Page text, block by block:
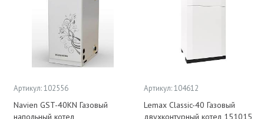
Артикул: 102556
Navien GST-40KN Газовый
напольный котел
Артикул: 104612
Lemax Classic-40 Газовый
двухконтурный котел 151015